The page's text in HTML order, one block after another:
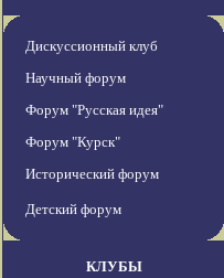
Дискуссионный клуб
Научный форум
Форум "Русская идея"
Форум "Курск"
Исторический форум
Детский форум
КЛУБЫ